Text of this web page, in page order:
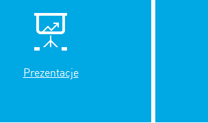
Prezentacje